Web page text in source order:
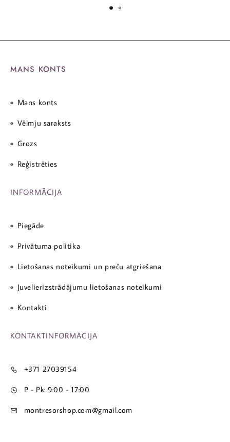
MANS KONTS
Mans konts
Vēlmju saraksts
Grozs
Reģistrēties
INFORMĀCIJA
Piegāde
Privātuma politika
Lietošanas noteikumi un preču atgriešana
Juvelierizstrādājumu lietošanas noteikumi
Kontakti
KONTAKTINFORMĀCIJA
+371 27039154
P - Pk: 9:00 - 17:00
montresorshop.com@gmail.com